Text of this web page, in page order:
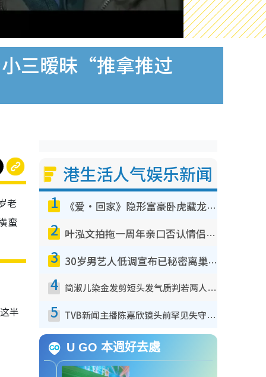
三暧昧“推拿推过
老
蛮
半
港生活人气娱乐新闻
1 《爱·回家》隐形富豪卧虎藏龙！盘点12位财气逼人的有钱艺人：这位美女3亿身家不愁做
2 叶泓文拍拖一周年亲口否认情侣关系？！被质疑感情造假竟称GM“普通同事”
3 30岁男艺人低调宣布已秘密离巢！人气急跌变失踪人口：“这几年过得并不容易”
4 简淑儿染金发剪短头发气质判若两人！吓坏老公麦大力都认不出：“你做什么？”
5 TVB新闻主播陈嘉欣镜头前罕见失守！遭林超英一句话突袭吓坏当场大笑
U GO 本週好去處